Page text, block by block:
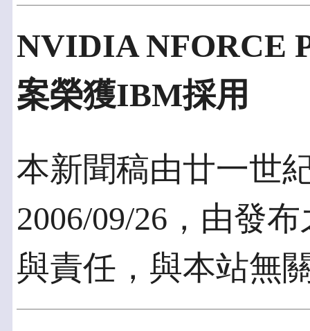
NVIDIA NFORCE
案榮獲IBM採用
本新聞稿由廿一世
2006/09/26，由發
與責任，與本站無